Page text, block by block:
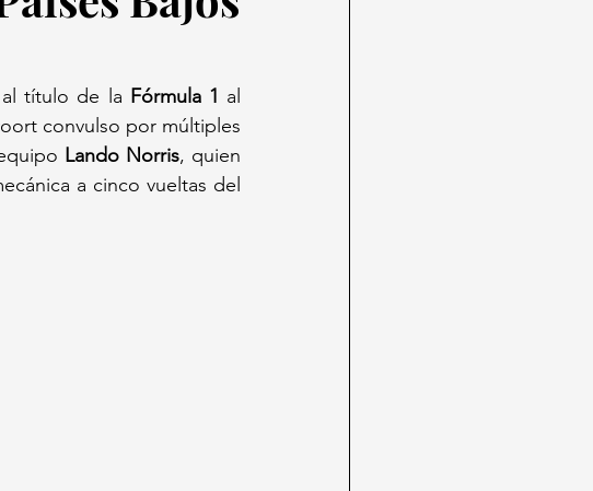
al título de la Fórmula 1 al
convulso por múltiples
Lando Norris, quien
a cinco vueltas del